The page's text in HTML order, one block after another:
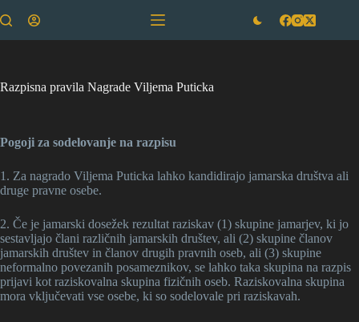
to
Razpisna pravila Nagrade Viljema Puticka
Pogoji za sodelovanje na razpisu
1. Za nagrado Viljema Puticka lahko kandidirajo jamarska društva ali
druge pravne osebe.
2. Če je jamarski dosežek rezultat raziskav (1) skupine jamarjev, ki jo
sestavljajo člani različnih jamarskih društev, ali (2) skupine članov
jamarskih društev in članov drugih pravnih oseb, ali (3) skupine
neformalno povezanih posameznikov, se lahko taka skupina na razpis
prijavi kot raziskovalna skupina fizičnih oseb. Raziskovalna skupina
mora vključevati vse osebe, ki so sodelovale pri raziskavah.